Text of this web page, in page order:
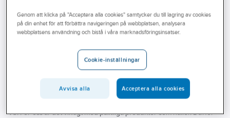
Outlet
Gängrördelar Rostfria
Nipplar rostfria
Nipplar rostfria
Letar du efter gängrördelar i rostfritt stål till ditt VS-projekt? På
VS. För oss är det viktigt med pålitliga produkter som håller. Därför
Genom att klicka på "Acceptera alla cookies" samtycker du till lagring av cookies
på din enhet för att förbättra navigeringen på webbplatsen, analysera
webbplatsens användning och bistå i våra marknadsföringsinsatser.
Cookie-inställningar
Avvisa alla Acceptera alla cookies